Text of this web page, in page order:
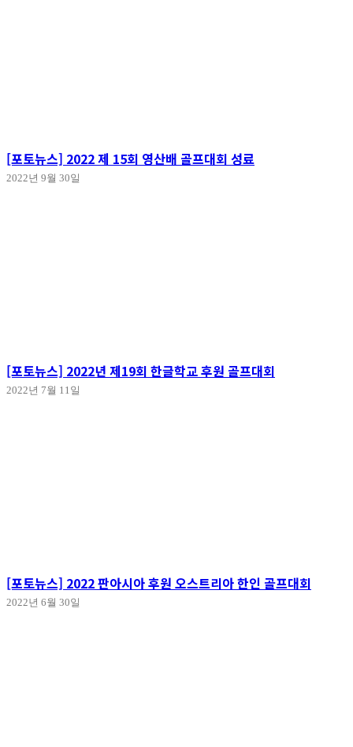
[포토뉴스] 2022 제 15회 영산배 골프대회 성료
2022년 9월 30일
[포토뉴스] 2022년 제19회 한글학교 후원 골프대회
2022년 7월 11일
[포토뉴스] 2022 판아시아 후원 오스트리아 한인 골프대회
2022년 6월 30일